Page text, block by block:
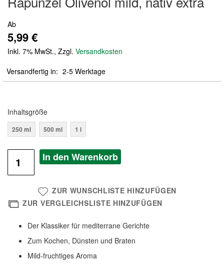
der
Bildergalerie
springen
Ab
5,99 €
Inkl. 7% MwSt., Zzgl. Versandkosten
Versandfertig in
2-5 Werktage
Inhaltsgröße
250 ml 500 ml 1 l
In den Warenkorb
ZUR WUNSCHLISTE HINZUFÜGEN
ZUR VERGLEICHSLISTE HINZUFÜGEN
Der Klassiker für mediterrane Gerichte
Zum Kochen, Dünsten und Braten
Mild-fruchtiges Aroma